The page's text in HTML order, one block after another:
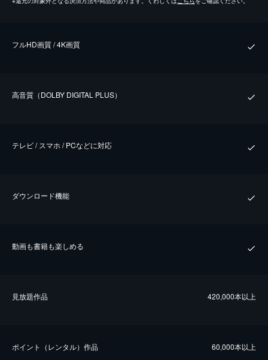
フルHD画質 / 4K画質
⾼⾳質（DOLBY DIGITAL PLUS）
テレビ / スマホ / PCなどに対応
ダウンロード機能
動画も書籍も楽しめる
⾒放題作品 420,000本以上
ポイント（レンタル）作品 60,000本以上